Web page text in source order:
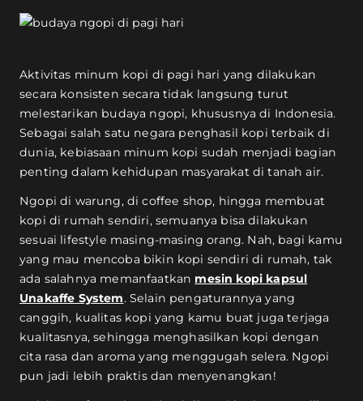
Aktivitas minum kopi di pagi hari yang dilakukan
secara konsisten secara tidak langsung turut
melestarikan budaya ngopi, khususnya di Indonesia.
Sebagai salah satu negara penghasil kopi terbaik di
dunia, kebiasaan minum kopi sudah menjadi bagian
penting dalam kehidupan masyarakat di tanah air.
Ngopi di warung, di coffee shop, hingga membuat
kopi di rumah sendiri, semuanya bisa dilakukan
sesuai lifestyle masing-masing orang. Nah, bagi kamu
yang mau mencoba bikin kopi sendiri di rumah, tak
ada salahnya memanfaatkan mesin kopi kapsul
Unakaffe System. Selain pengaturannya yang
canggih, kualitas kopi yang kamu buat juga terjaga
kualitasnya, sehingga menghasilkan kopi dengan
cita rasa dan aroma yang menggugah selera. Ngopi
pun jadi lebih praktis dan menyenangkan!